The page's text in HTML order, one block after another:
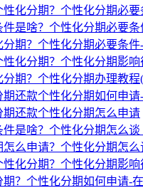
性化分期？个性化分期必
是啥？个性化分期必要条
期？个性化分期必要条件
化分期？个性化分期影响
期？个性化分期办理教
还款个性化分期如何申请
还款个性化分期怎么申请
是啥？个性化分期怎么谈
么申请？个性化分期怎么
化分期？个性化分期影响
？个性化分期如何申请-